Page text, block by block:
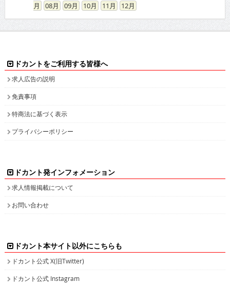
08
09 10 11 12
ドカントをご利用する皆様へ
求人広告の説明
免責事項
特商法に基づく表示
プライバシーポリシー
ドカント発インフォメーション
求人情報掲載について
お問い合わせ
ドカント本サイト以外にこちらも
ドカント公式 X(旧Twitter)
ドカント公式 Instagram